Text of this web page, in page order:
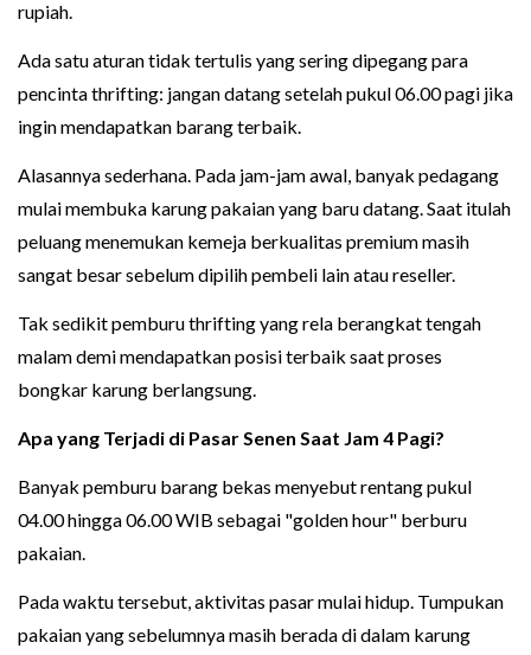
rupiah.
Ada satu aturan tidak tertulis yang sering dipegang para
pencinta thrifting: jangan datang setelah pukul 06.00 pagi jika
ingin mendapatkan barang terbaik.
Alasannya sederhana. Pada jam-jam awal, banyak pedagang
mulai membuka karung pakaian yang baru datang. Saat itulah
peluang menemukan kemeja berkualitas premium masih
sangat besar sebelum dipilih pembeli lain atau reseller.
Tak sedikit pemburu thrifting yang rela berangkat tengah
malam demi mendapatkan posisi terbaik saat proses
bongkar karung berlangsung.
Apa yang Terjadi di Pasar Senen Saat Jam 4 Pagi?
Banyak pemburu barang bekas menyebut rentang pukul
04.00 hingga 06.00 WIB sebagai "golden hour" berburu
pakaian.
Pada waktu tersebut, aktivitas pasar mulai hidup. Tumpukan
pakaian yang sebelumnya masih berada di dalam karung